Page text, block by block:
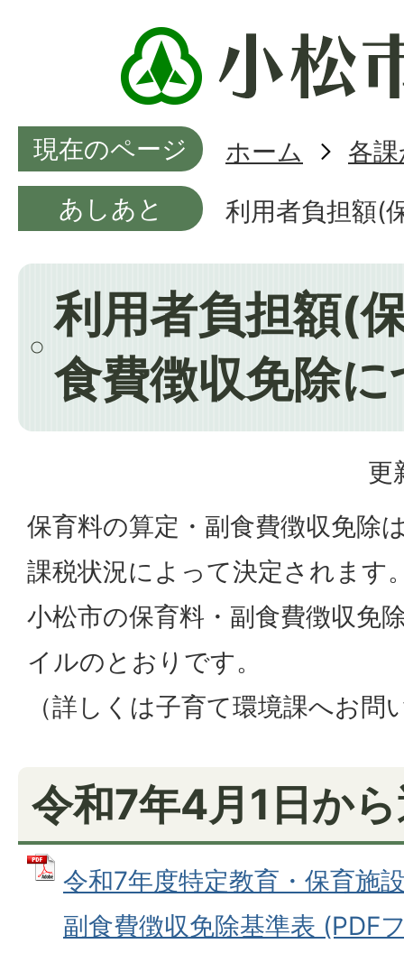
現在のページ ホーム
各
あしあと
利用者負担額(
利用者負担額(
食費徴収免除
更
保育料の算定・副食費徴収免除
課税状況によって決定されます
小松市の保育料・副食費徴収免
イルのとおりです。
（詳しくは子育て環境課へお
令和7年4月1日か
令和7年度特定教育・保育施
副食費徴収免除基準表 (PDF